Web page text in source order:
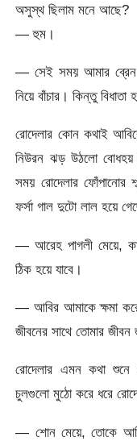
অসুস্থ ছিলাম মনে আছে?
— হুম।
— সেই সময় আমার ব্রেন
নিয়ে বাঁচার। কিন্তু
রোদেলার কোন কথাই
নিউরন ঝড় উঠলো
সময় রোদেলার ফোঁপানোর
ফর্সা গাল দুটো লাল হয়ে
— আরেহ পাগলী মেয়ে,
ঠিক হয়ে যাবে।
— আবির আমাকে ক্ষমা
জীবনের সাথে তোমার জীবন
রোদেলার এমন কথা শুনে
চুলগুলো মুঠো করে ধরে
— শোন মেয়ে, তোকে আমি